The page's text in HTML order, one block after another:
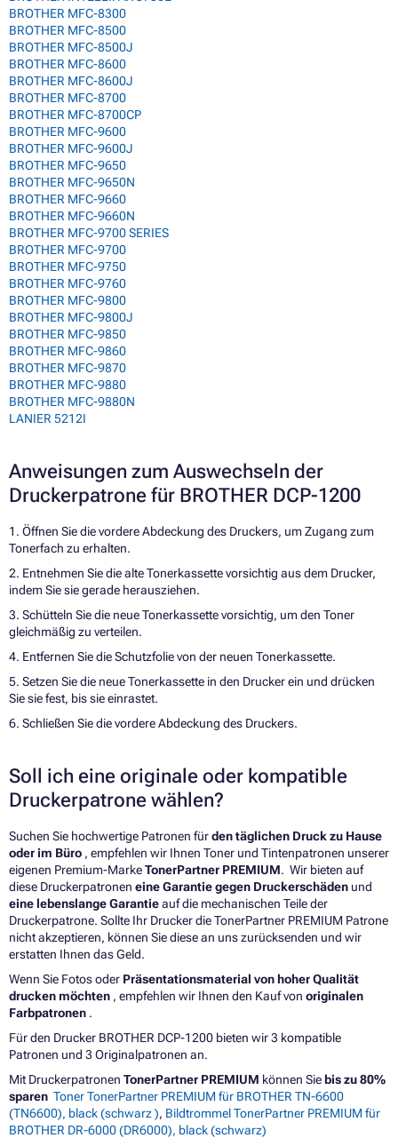
BROTHER MFC-8300
BROTHER MFC-8500
BROTHER MFC-8500J
BROTHER MFC-8600
BROTHER MFC-8600J
BROTHER MFC-8700
BROTHER MFC-8700CP
BROTHER MFC-9600
BROTHER MFC-9600J
BROTHER MFC-9650
BROTHER MFC-9650N
BROTHER MFC-9660
BROTHER MFC-9660N
BROTHER MFC-9700 SERIES
BROTHER MFC-9700
BROTHER MFC-9750
BROTHER MFC-9760
BROTHER MFC-9800
BROTHER MFC-9800J
BROTHER MFC-9850
BROTHER MFC-9860
BROTHER MFC-9870
BROTHER MFC-9880
BROTHER MFC-9880N
LANIER 5212I
Anweisungen zum Auswechseln der
Druckerpatrone für BROTHER DCP-1200
1. Öffnen Sie die vordere Abdeckung des Druckers, um Zugang zum
Tonerfach zu erhalten.
2. Entnehmen Sie die alte Tonerkassette vorsichtig aus dem Drucker,
indem Sie sie gerade herausziehen.
3. Schütteln Sie die neue Tonerkassette vorsichtig, um den Toner
gleichmäßig zu verteilen.
4. Entfernen Sie die Schutzfolie von der neuen Tonerkassette.
5. Setzen Sie die neue Tonerkassette in den Drucker ein und drücken
Sie sie fest, bis sie einrastet.
6. Schließen Sie die vordere Abdeckung des Druckers.
Soll ich eine originale oder kompatible
Druckerpatrone wählen?
Suchen Sie hochwertige Patronen fürden täglichen Druck zu Hause
oder im Büro , empfehlen wir Ihnen Toner und Tintenpatronen unserer
eigenen Premium-MarkeTonerPartner PREMIUM. Wir bieten auf
diese Druckerpatronen eine Garantie gegen Druckerschäden und
eine lebenslange Garantieauf die mechanischen Teile der
Druckerpatrone. Sollte Ihr Drucker die TonerPartner PREMIUM Patrone
nicht akzeptieren, können Sie diese an uns zurücksenden und wir
erstatten Ihnen das Geld.
Wenn Sie Fotos oder Präsentationsmaterial von hoher Qualität
drucken möchten , empfehlen wir Ihnen den Kauf von originalen
Farbpatronen .
Für den Drucker BROTHER DCP-1200 bieten wir 3 kompatible
Patronen und 3 Originalpatronen an.
Mit Druckerpatronen TonerPartner PREMIUM können Sie bis zu 80%
sparen Toner TonerPartner PREMIUM für BROTHER TN-6600
(TN6600), black (schwarz ), Bildtrommel TonerPartner PREMIUM für
BROTHER DR-6000 (DR6000), black (schwarz)